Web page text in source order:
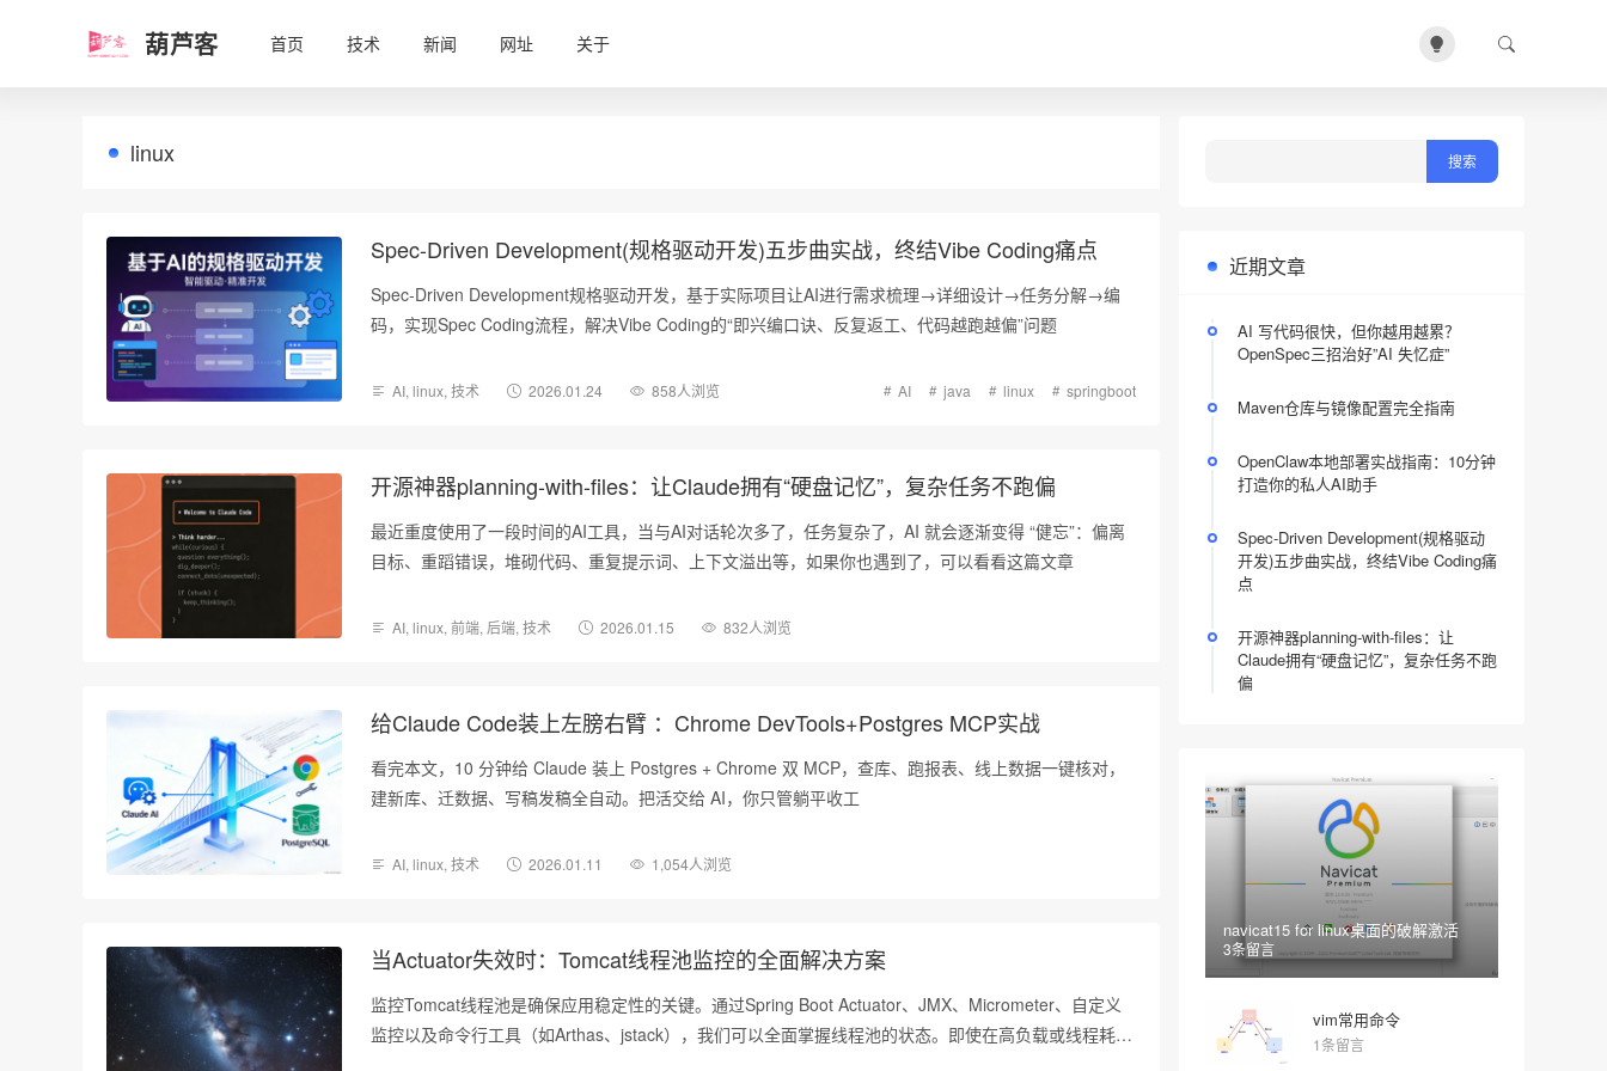
葫芦客 首页 技术 新闻 网址 关于
linux
Spec-Driven Development(规格驱动开发)五步曲实战，终结Vibe Coding痛点
Spec-Driven Development规格驱动开发，基于实际项目让AI进行需求梳理→详细设计→任务分解→编
码，实现Spec Coding流程，解决Vibe Coding的“即兴编口诀、反复返工、代码越跑越偏”问题
AI, linux,技术 2026.01.24 858人浏览 AI java linux springboot
开源神器planning-with-files：让Claude拥有“硬盘记忆”，复杂任务不跑偏
最近重度使用了一段时间的AI工具，当与AI对话轮次多了，任务复杂了，AI 就会逐渐变得 “健忘”：偏离
目标、重蹈错误，堆砌代码、重复提示词、上下文溢出等，如果你也遇到了，可以看看这篇文章
AI, linux,前端, 后端,技术 2026.01.15 832人浏览
给Claude Code装上左膀右臂 ：Chrome DevTools+Postgres MCP实战
看完本文，10 分钟给 Claude 装上 Postgres + Chrome 双 MCP，查库、跑报表、线上数据一键核对，
建新库、迁数据、写稿发稿全自动。把活交给 AI，你只管躺平收工
AI, linux,技术 2026.01.11 1,054人浏览
当Actuator失效时：Tomcat线程池监控的全面解决方案
监控Tomcat线程池是确保应用稳定性的关键。通过Spring Boot Actuator、JMX、Micrometer、自定义
监控以及命令行工具（如Arthas、jstack），我们可以全面掌握线程池的状态。即使在高负载或线程耗尽
近期文章
AI 写代码很快，但你越用越累？
OpenSpec三招治好”AI 失忆症”
Maven仓库与镜像配置完全指南
OpenClaw本地部署实战指南：10分钟
打造你的私人AI助手
Spec-Driven Development(规格驱动
开发)五步曲实战，终结Vibe Coding痛
点
开源神器planning-with-files：让
Claude拥有“硬盘记忆”，复杂任务不跑
偏
navicat15 for linux桌面的破解激活
3条留言
vim常用命令
1条留言